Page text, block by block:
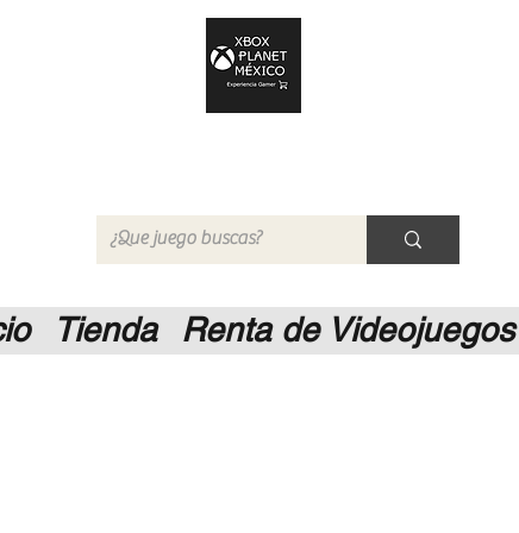
Tienda Renta de Videojuegos